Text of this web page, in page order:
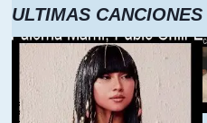
ULTIMAS CANCIONES